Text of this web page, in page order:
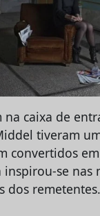
na caixa de
tiveram
convertidos
se nas
dos